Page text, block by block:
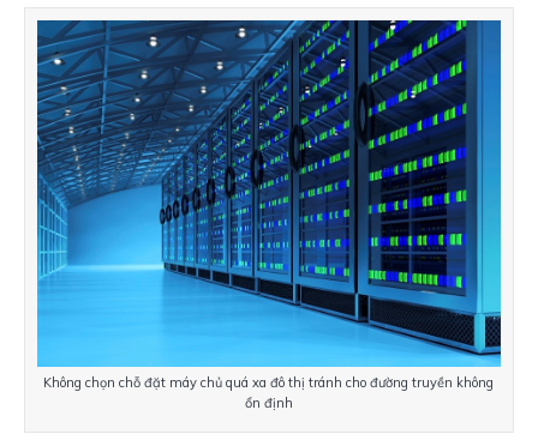
Không chọn chỗ đặt máy chủ quá xa đô thị tránh cho đường truyền không
ổn định